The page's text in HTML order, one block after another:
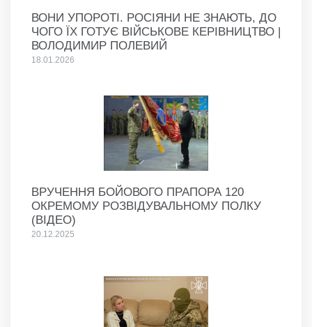
ВОНИ УПОРОТІ. РОСІЯНИ НЕ ЗНАЮТЬ, ДО
ЧОГО ЇХ ГОТУЄ ВІЙСЬКОВЕ КЕРІВНИЦТВО |
ВОЛОДИМИР ПОЛЕВИЙ
18.01.2026
ВРУЧЕННЯ БОЙОВОГО ПРАПОРА 120
ОКРЕМОМУ РОЗВІДУВАЛЬНОМУ ПОЛКУ
(ВІДЕО)
20.12.2025